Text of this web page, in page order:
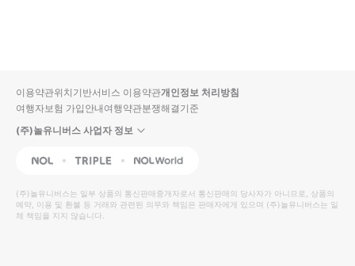
입니
다.
높
은
순
동
영
상
순
상
이용약관위치기반서비스 이용약관개인정보 처리방침
여행자보험 가입안내여행약관분쟁해결기준
(주)놀유니버스 사업자 정보
NOL Triple Interpark Global
(주)놀유니버스는 일부 상품의 통신판매중개자로서 통신판매의 당사자가 아니므로, 상품의
예약, 이용 및 환불 등 거래와 관련된 의무와 책임은 판매자에게 있으며 (주)놀유니버스는 일
체 책임을 지지 않습니다.